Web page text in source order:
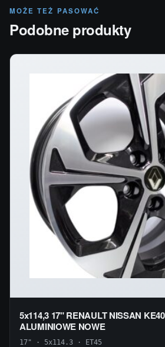
MOŻE TEŻ PASOWAĆ
Podobne produkty
5x114,3 17" RENAULT NISSAN
ALUMINIOWE NOWE
17" · 5x114.3 · ET45